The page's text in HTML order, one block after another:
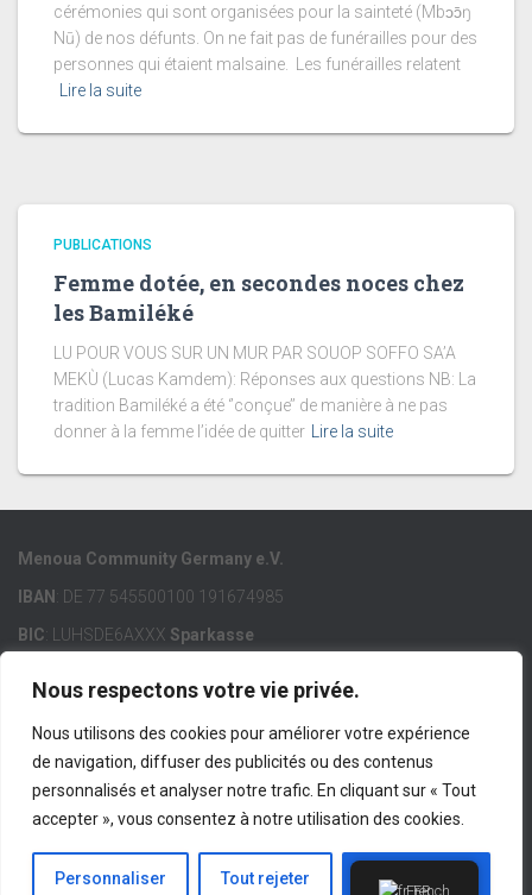
Nous respectons votre vie privée.
Nous utilisons des cookies pour améliorer votre expérience
de navigation, diffuser des publicités ou des contenus
personnalisés et analyser notre trafic. En cliquant sur « Tout
accepter », vous consentez à notre utilisation des cookies.
Personnaliser Tout rejeter Accepter tout
cérémonies qui sont organisées pour la sainteté (Mbɔɔ̄ŋ
Nū) de nos défunts. On ne fait pas de funérailles pour des
personnes qui étaient malsaine. Les funérailles relatent
Lire la suite
PUBLICATIONS
Femme dotée, en secondes noces chez
les Bamiléké
LU POUR VOUS SUR UN MUR PAR SOUOP SOFFO SA’A
MEKÙ (Lucas Kamdem): Réponses aux questions NB: La
tradition Bamiléké a été ‘’conçue’’ de manière à ne pas
donner à la femme l’idée de quitter Lire la suite
Menoua Community Germany e.V.
IBAN : DE 77 545500100 191674985
BIC: LUHSDE6AXXX Sparkasse
ACCUEIL MCG E.V. MENOUA LIENS IMPORTANTS
CONTACT IMPRESSUM
Hestia | Développé par ThemeIsle
French